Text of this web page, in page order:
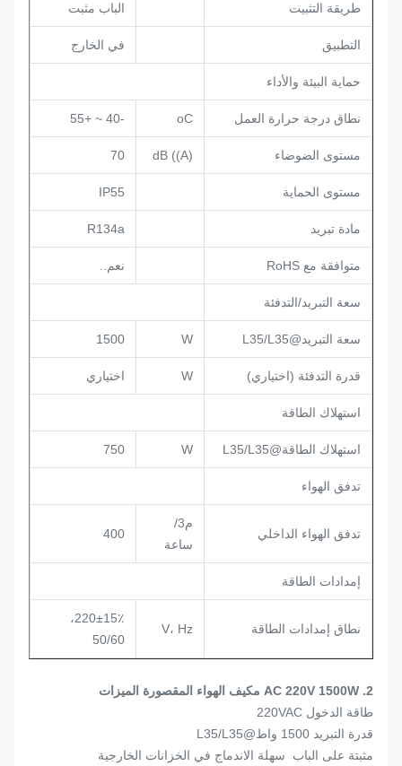
طريقة التثبيت الباب مثبت
التطبيق في الخارج
حماية البيئة والأداء
نطاق درجة حرارة العمل oC
-40 ~ +55
مستوى الضوضاء dB ((A)
70
مستوى الحماية IP55
مادة تبريد R134a
متوافقة مع RoHS نعم..
سعة التبريد/التدفئة
سعة التبريد@L35/L35 W
1500
قدرة التدفئة (اختياري) W اختياري
استهلاك الطاقة
استهلاك الطاقة@L35/L35 W
750
تدفق الهواء
تدفق الهواء الداخلي
م3/
ساعة
400
إمدادات الطاقة
نطاق إمدادات الطاقة V، Hz
220±15٪،
50/60
2. AC 220V 1500W مكيف الهواء المقصورة الميزات
طاقة الدخول 220VAC
قدرة التبريد 1500 واط@L35/L35
مثبتة على الباب ‬ سهلة الاندماج في الخزانات الخارجية